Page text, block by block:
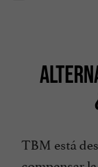
TBM está